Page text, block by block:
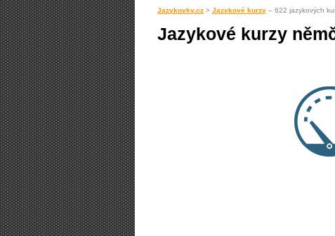
Jazykovky.cz > Jazykové kurzy – 622 jazykových
Jazykové kurzy